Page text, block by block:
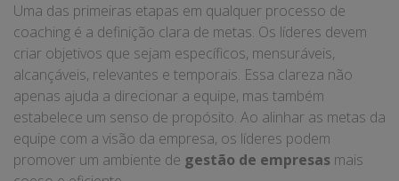
Uma das primeiras etapas em qualquer processo de
coaching é a definição clara de metas. Os líderes devem
criar objetivos que sejam específicos, mensuráveis,
alcançáveis, relevantes e temporais. Essa clareza não
apenas ajuda a direcionar a equipe, mas também
estabelece um senso de propósito. Ao alinhar as metas da
equipe com a visão da empresa, os líderes podem
promover um ambiente de gestão de empresas mais